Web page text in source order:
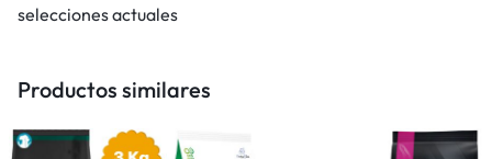
selecciones actuales
Productos similares